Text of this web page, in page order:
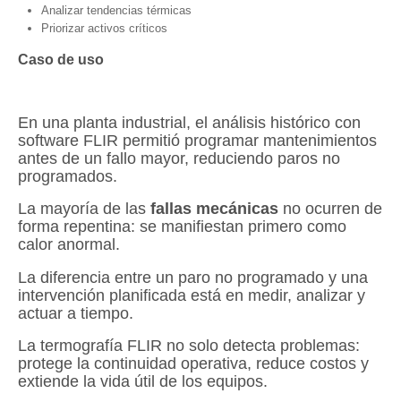
Analizar tendencias térmicas
Priorizar activos críticos
Caso de uso
En una planta industrial, el análisis histórico con
software FLIR permitió programar mantenimientos
antes de un fallo mayor, reduciendo paros no
programados.
La mayoría de las fallas mecánicas no ocurren de
forma repentina: se manifiestan primero como
calor anormal.
La diferencia entre un paro no programado y una
intervención planificada está en medir, analizar y
actuar a tiempo.
La termografía FLIR no solo detecta problemas:
protege la continuidad operativa, reduce costos y
extiende la vida útil de los equipos.